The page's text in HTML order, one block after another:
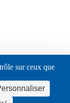
sur ceux que